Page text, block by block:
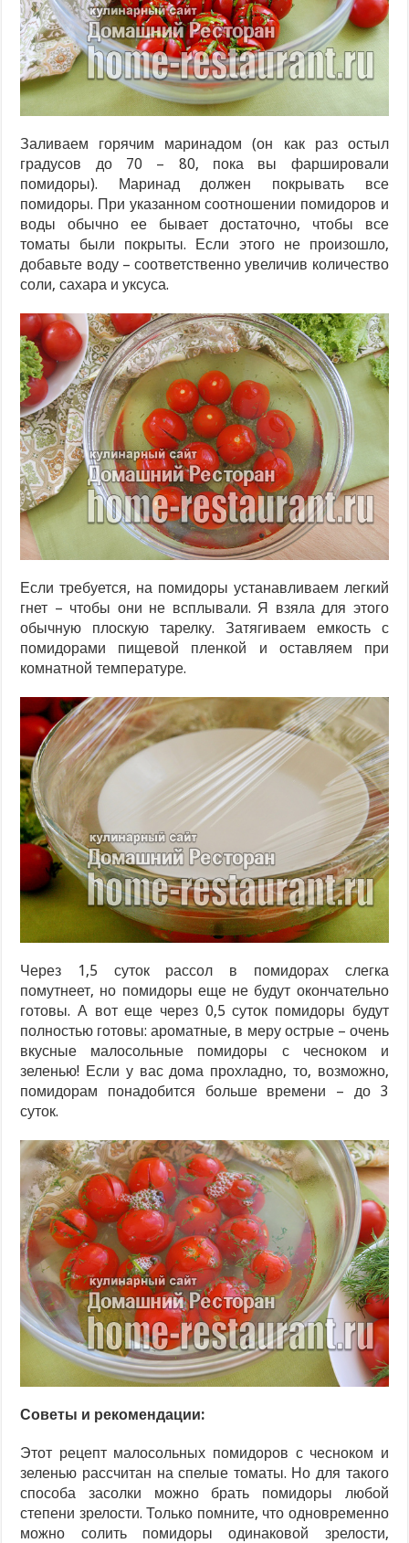
Заливаем горячим маринадом (он как раз остыл
градусов до 70 – 80, пока вы фаршировали
помидоры). Маринад должен покрывать все
помидоры. При указанном соотношении помидоров и
воды обычно ее бывает достаточно, чтобы все
томаты были покрыты. Если этого не произошло,
добавьте воду – соответственно увеличив количество
соли, сахара и уксуса.
Если требуется, на помидоры устанавливаем легкий
гнет – чтобы они не всплывали. Я взяла для этого
обычную плоскую тарелку. Затягиваем емкость с
помидорами пищевой пленкой и оставляем при
комнатной температуре.
Через 1,5 суток рассол в помидорах слегка
помутнеет, но помидоры еще не будут окончательно
готовы. А вот еще через 0,5 суток помидоры будут
полностью готовы: ароматные, в меру острые – очень
вкусные малосольные помидоры с чесноком и
зеленью! Если у вас дома прохладно, то, возможно,
помидорам понадобится больше времени – до 3
суток.
Советы и рекомендации:
Этот рецепт малосольных помидоров с чесноком и
зеленью рассчитан на спелые томаты. Но для такого
способа засолки можно брать помидоры любой
степени зрелости. Только помните, что одновременно
можно солить помидоры одинаковой зрелости,